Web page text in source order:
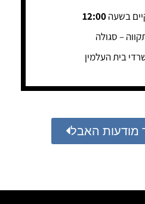
בשעה12:00
– סגולה
בית העלמין
מודעות האבל